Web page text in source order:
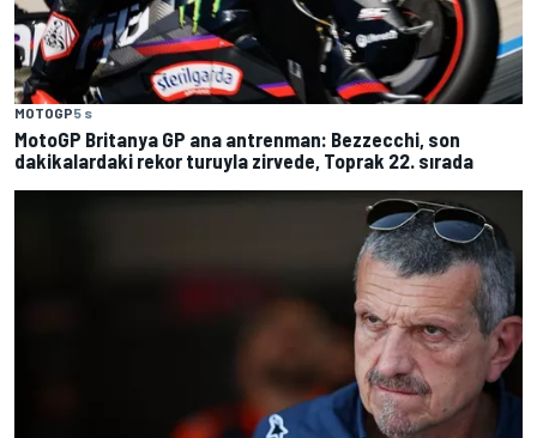
MOTOGP5 s
MotoGP Britanya GP ana antrenman: Bezzecchi, son
dakikalardaki rekor turuyla zirvede, Toprak 22. sırada